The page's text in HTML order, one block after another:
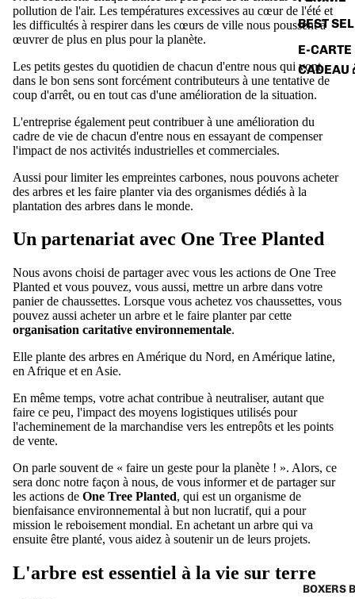
BEST
E-CARTE
CADEAU
BOXERS
pollution de l'air. Les températures excessives au cœur de l'été et
les difficultés à respirer dans les cœurs de ville nous poussent à
œuvrer de plus en plus pour la planète.
Les petits gestes du quotidien de chacun d'entre nous qui vont
dans le bon sens sont forcément contributeurs à une tentative de
coup d'arrêt, ou en tout cas d'une amélioration de la situation.
L'entreprise également peut contribuer à une amélioration du
cadre de vie de chacun d'entre nous en essayant de compenser
l'impact de nos activités industrielles et commerciales.
Aussi pour limiter les empreintes carbones, nous pouvons acheter
des arbres et les faire planter via des organismes dédiés à la
plantation des arbres dans le monde.
Un partenariat avec One Tree Planted
Nous avons choisi de partager avec vous les actions de One Tree
Planted et vous pouvez, vous aussi, mettre un arbre dans votre
panier de chaussettes. Lorsque vous achetez vos chaussettes, vous
pouvez aussi acheter un arbre et le faire planter par cette
organisation caritative environnementale.
Elle plante des arbres en Amérique du Nord, en Amérique latine,
en Afrique et en Asie.
En même temps, votre achat contribue à neutraliser, autant que
faire ce peu, l'impact des moyens logistiques utilisés pour
l'acheminement de la marchandise vers les entrepôts et les points
de vente.
On parle souvent de « faire un geste pour la planète ! ». Alors, ce
sera donc notre façon à nous, de vous informer et de partager sur
les actions de One Tree Planted, qui est un organisme de
bienfaisance environnemental à but non lucratif, qui a pour
mission le reboisement mondial. En achetant un arbre qui va
ensuite être planté, vous aidez à soutenir un de leurs projets.
L'arbre est essentiel à la vie sur terre